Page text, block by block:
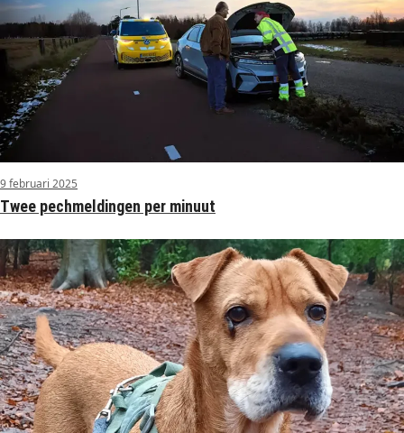
9 februari 2025
Twee pechmeldingen per minuut